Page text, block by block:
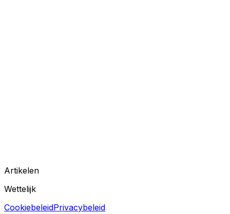
Artikelen
Wettelijk
CookiebeleidPrivacybeleid